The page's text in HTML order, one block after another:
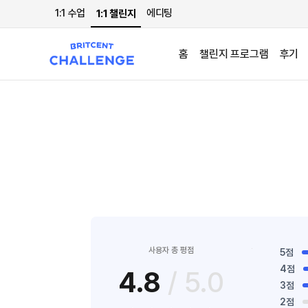
1:1 수업 1:1 챌린지 에디팅
홈 챌린지 프로그램 후기
사용자 총 평점
4.8 / 5.0
5점
4점
3점
2점